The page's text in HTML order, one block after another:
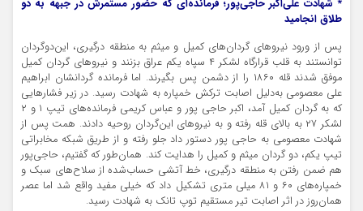
* شهادت علی‌اکبر حاجی‌پور؛ فرمانده‌ای که حضور مستمرش در جبهه به دو
طلاق انجامید
پس از ورود نیروهای گردان‌های کمیل و میثم به منطقه درگیری، این‌دوگردان
توانستند به قلب قرارگاه لشکر ۴ سپاه یکم عراق بزنند و نیروهای گردان کمیل
موفق شدند قله ۱۸۶۰ را از دشمن پس بگیرند. اما فرمانده گردانشان ابراهیم
علی معصومی به‌دلیل اصابت ترکش خمپاره به شهادت رسید. در زیر فشارهایی
که به گردان کمیل آمد، اکبر حاجی پور و عباس کریمی فرمانده‌های تیپ ۱ و ۲
لشکر ۲۷ به بالای قله رفته و به نیروهای این‌گردان روحیه دادند. همت پس از
شهادت معصومی به حاجی پور دستور داد جلو رفته و از طریق شبکه مخابراتی
تیپ یکم، دو گردان میثم و کمیل را هدایت کند. همان‌طور که گفتیم، حاجی‌پور
هم ضمن رفتن به منطقه درگیری، خط آتشی حساب‌شده از سلاح‌های سبک و
خمپاره‌های ۶۰ و ۸۱ میلی متری تشکیل داد که خیلی مفید واقع شد اما عصر
همان‌روز در اثر اصابت تیر مستقیم توپ تانک به شهادت رسید.